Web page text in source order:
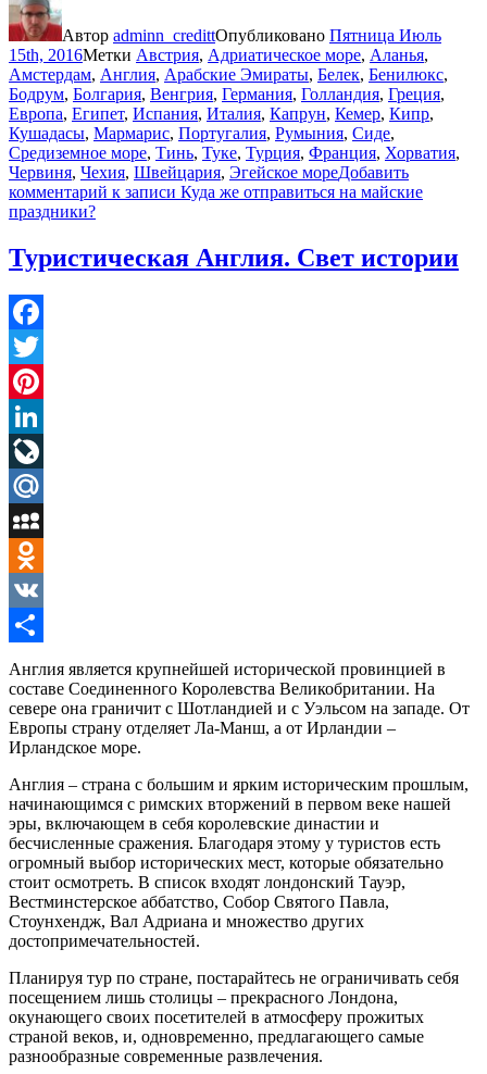
Автор adminn_credittОпубликовано Пятница Июль
15th, 2016Метки Австрия, Адриатическое море, Аланья,
Амстердам, Англия, Арабские Эмираты, Белек, Бенилюкс,
Бодрум, Болгария, Венгрия, Германия, Голландия, Греция,
Европа, Египет, Испания, Италия, Капрун, Кемер, Кипр,
Кушадасы, Мармарис, Португалия, Румыния, Сиде,
Средиземное море, Тинь, Туке, Турция, Франция, Хорватия,
Червиня, Чехия, Швейцария, Эгейское мореДобавить
комментарий к записи Куда же отправиться на майские
праздники?
Туристическая Англия. Свет истории
Facebook
Twitter
Pinterest
LinkedIn
LiveJournal
Mail.Ru
MySpace
Odnoklassniki
VK
Отправить
Англия является крупнейшей исторической провинцией в
составе Соединенного Королевства Великобритании. На
севере она граничит с Шотландией и с Уэльсом на западе. От
Европы страну отделяет Ла-Манш, а от Ирландии –
Ирландское море.
Англия – страна с большим и ярким историческим прошлым,
начинающимся с римских вторжений в первом веке нашей
эры, включающем в себя королевские династии и
бесчисленные сражения. Благодаря этому у туристов есть
огромный выбор исторических мест, которые обязательно
стоит осмотреть. В список входят лондонский Тауэр,
Вестминстерское аббатство, Собор Святого Павла,
Стоунхендж, Вал Адриана и множество других
достопримечательностей.
Планируя тур по стране, постарайтесь не ограничивать себя
посещением лишь столицы – прекрасного Лондона,
окунающего своих посетителей в атмосферу прожитых
страной веков, и, одновременно, предлагающего самые
разнообразные современные развлечения.